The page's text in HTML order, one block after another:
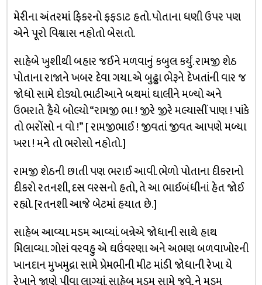
મેરીના અંતરમાં ફિકરનો ફફડાટ હતો. પોતાના ધણી ઉપર પણ
એને પૂરો વિશ્વાસ નહોતો બેસતો.
સાહેબે ખુશીથી બહાર જઈને મળવાનું કબુલ કર્યું. રામજી શેઠ
પોતાના રાજાને ખબર દેવા ગયા. એ બુઢ્ઢા ભેરૂને દેખતાંની વાર જ
જોધો સામે દોડ્યો. ભાટીઆને બથમાં ઘાલીને મળ્યો અને
ઉભરાતે હૈયે બોલ્યો “રામજી ભા ! જીરે જીરે મલ્યાસીં પાણ ! પાંકે
તો ભરોંસો ન વો !” [ રામજીભાઈ ! જીવતાં જીવત આપણે મળ્યા
ખરા ! મને તો ભરોસો નહોતો.]
રામજી શેઠની છાતી પણ ભરાઈ આવી. ભેળો પોતાના દીકરાનો
દીકરો રતનશી, દસ વરસનો હતો, તે આ ભાઈબંધીનાં હેત જોઈ
રહ્યો. [રતનશી આજે બેટમાં હયાત છે.]
સાહેબ આવ્યા. મડમ આવ્યાં. બન્નેએ જોધાની સાથે હાથ
મિલાવ્યા. ગોરાં વરવહુ એ ઘઉંવરણા અને અભણ બળવાખોરની
ખાનદાન મુખમુદ્રા સામે પ્રેમભીની મીટ માંડી જોધાની રેખા યે